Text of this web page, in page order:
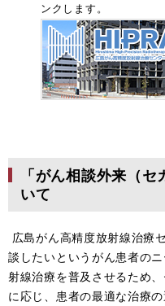
ンクします。
「がん相談外来（
いて
広島がん高精度放射線治療
談したいというがん患者の
射線治療を普及させるため
に応じ、患者の最適な治療